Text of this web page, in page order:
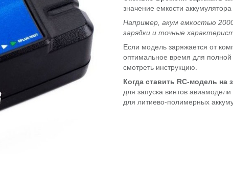
значение емкости
Например, акум емкостью
зарядки и точные
Если модель заряжается от
оптимальное время для полной
смотреть инструкцию.
Когда ставить RC-модель на
для запуска винтов
для литиево-полимерных